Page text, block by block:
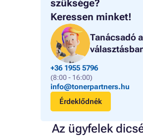
szüksége?
Keressen minket!
Tanácsadó a
+36 1955 5796
(8:00 - 16:00)
info@tonerpartners.hu
Érdeklődnék
Az ügyfelek